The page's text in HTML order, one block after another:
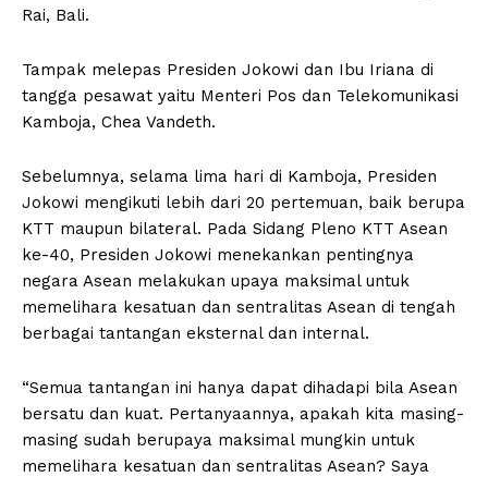
Rai, Bali.
Tampak melepas Presiden Jokowi dan Ibu Iriana di
tangga pesawat yaitu Menteri Pos dan Telekomunikasi
Kamboja, Chea Vandeth.
Sebelumnya, selama lima hari di Kamboja, Presiden
Jokowi mengikuti lebih dari 20 pertemuan, baik berupa
KTT maupun bilateral. Pada Sidang Pleno KTT Asean
ke-40, Presiden Jokowi menekankan pentingnya
negara Asean melakukan upaya maksimal untuk
memelihara kesatuan dan sentralitas Asean di tengah
berbagai tantangan eksternal dan internal.
“Semua tantangan ini hanya dapat dihadapi bila Asean
bersatu dan kuat. Pertanyaannya, apakah kita masing-
masing sudah berupaya maksimal mungkin untuk
memelihara kesatuan dan sentralitas Asean? Saya